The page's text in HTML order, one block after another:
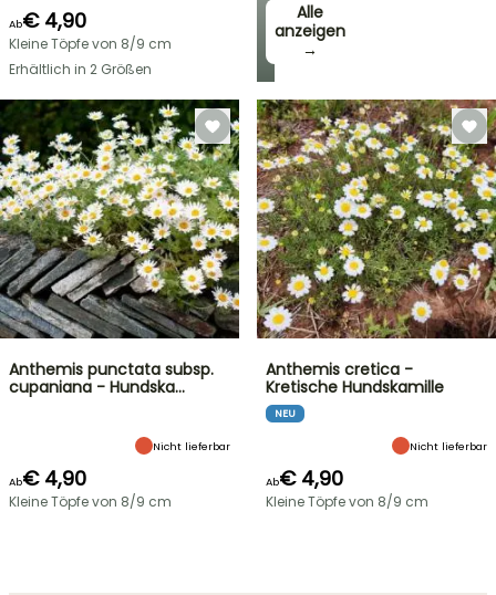
Alle
anzeigen
→
Ab€ 4,90
Kleine Töpfe von 8/9 cm
Erhältlich in 2 Größen
Anthemis punctata subsp.
cupaniana - Hundska…
Nicht lieferbar
Ab€ 4,90
Kleine Töpfe von 8/9 cm
Anthemis cretica -
Kretische Hundskamille
NEU
Nicht lieferbar
Ab€ 4,90
Kleine Töpfe von 8/9 cm